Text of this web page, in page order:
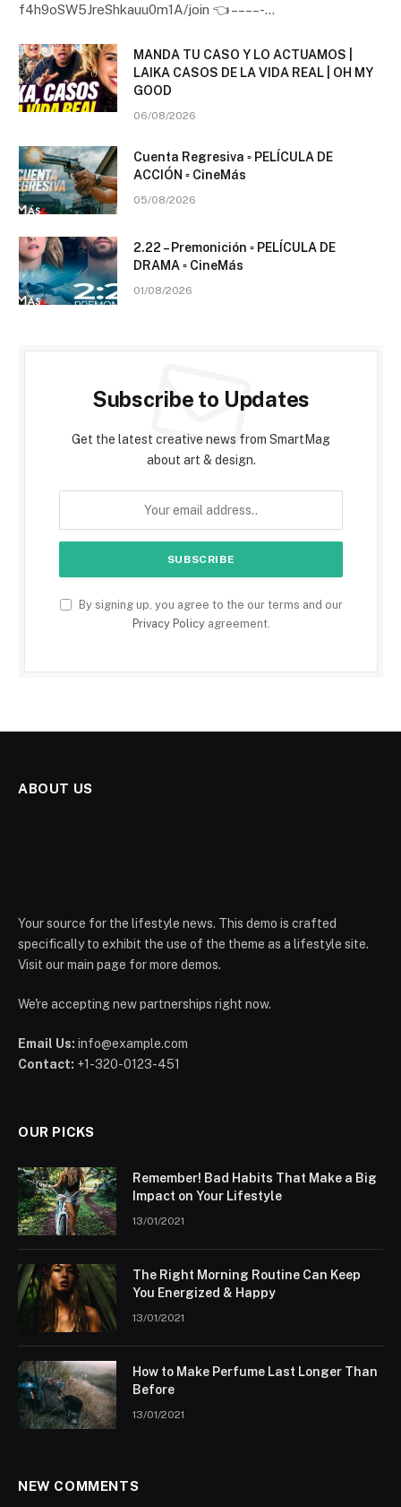
f4h9oSW5JreShkauu0m1A/join 👈 – – – – -…
MANDA TU CASO Y LO ACTUAMOS |
LAIKA CASOS DE LA VIDA REAL | OH MY
GOOD
06/08/2026
Cuenta Regresiva ▫️ PELÍCULA DE
ACCIÓN ▫️ CineMás
05/08/2026
2.22 – Premonición ▫️ PELÍCULA DE
DRAMA ▫️ CineMás
01/08/2026
Subscribe to Updates
Get the latest creative news from SmartMag
about art & design.
By signing up, you agree to the our terms and our
Privacy Policyagreement.
ABOUT US
Your source for the lifestyle news. This demo is crafted
specifically to exhibit the use of the theme as a lifestyle site.
Visit our main page for more demos.
We're accepting new partnerships right now.
Email Us: info@example.com
Contact: +1-320-0123-451
OUR PICKS
Remember! Bad Habits That Make a Big
Impact on Your Lifestyle
13/01/2021
The Right Morning Routine Can Keep
You Energized & Happy
13/01/2021
How to Make Perfume Last Longer Than
Before
13/01/2021
NEW COMMENTS